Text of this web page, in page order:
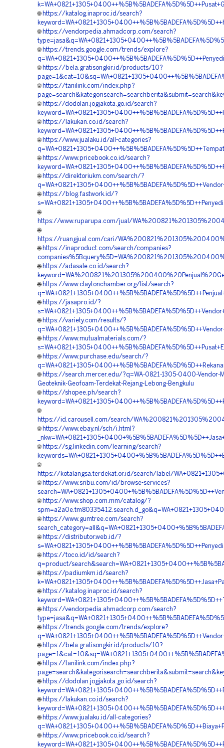
🌐 https://katalog.inaproc.id/search?
🌐 https://vendorpedia.ahmadcorp.com/search?
🌐 https://trends.google.com/trends/explore?
🌐 https://bela.gratisongkir.id/products/10?
🌐 https://tanilink.com/index.php?
🌐 https://dodolan.jogjakota.go.id/search?
🌐 https://lakukan.co.id/search?
🌐 https://www.jualaku.id/all-categories?
🌐 https://www.pricebook.co.id/search?
🌐 https://direktoriukm.com/search/?
🌐 https://blog.fastwork.id/?
🌐
https://www.ruparupa.com/jual/
🌐
https://ruangjual.com/cari/
🌐 https://inaproduct.com/search/companies?
🌐 https://adasale.co.id/search?
🌐 https://www.claytonchamber.org/list/search?
🌐 https://jasapro.id/?
🌐 https://variety.com/results/?
🌐 https://www.mutualmaterials.com/?
🌐 https://www.purchase.edu/search/?
🌐 https://search.mercer.edu/?q=WA-0821-1305-0400-Vendor-
Geoteknik-Geofoam-Terdekat-Rejang-Lebong-Bengkulu
🌐 https://shopee.ph/search?
🌐
https://id.carousell.com/search/
🌐 https://www.ebay.nl/sch/i.html?
🌐 https://sg.linkedin.com/learning/search?
🌐
https://kotalangsa.terdekat.or.id/search/label/
🌐 https://www.sribu.com/id/browse-services?
🌐 https://www.shop.com.mm/catalog/?
🌐 https://www.gumtree.com/search?
🌐 https://distributor.web.id/?
🌐 https://toco.id/id/search?
q=product/
🌐 https://padiumkm.id/search?
🌐 https://katalog.inaproc.id/search?
🌐 https://vendorpedia.ahmadcorp.com/search?
🌐 https://trends.google.com/trends/explore?
🌐 https://bela.gratisongkir.id/products/10?
🌐 https://tanilink.com/index.php?
🌐 https://dodolan.jogjakota.go.id/search?
🌐 https://lakukan.co.id/search?
🌐 https://www.jualaku.id/all-categories?
🌐 https://www.pricebook.co.id/search?